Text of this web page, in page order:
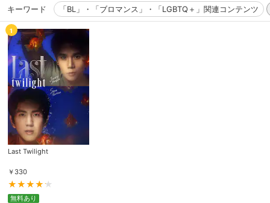
キーワード 「BL」・「ブロマンス」・「LGBTQ＋」関連コンテンツ
1
Last Twilight
￥ 330
無料あり